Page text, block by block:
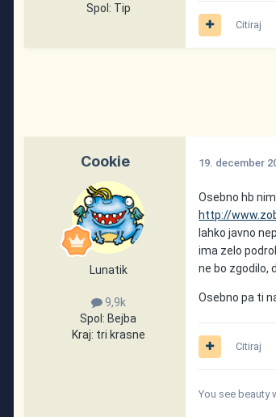
Spol: Tip
Citiraj
Cookie
Lunatik
9,9k
Spol: Bejba
Kraj: tri krasne
19. december
Osebno hb
http://
lahko javno
ima zelo
ne bo zgodilo,
Osebno pa ti
Citiraj
You see beauty